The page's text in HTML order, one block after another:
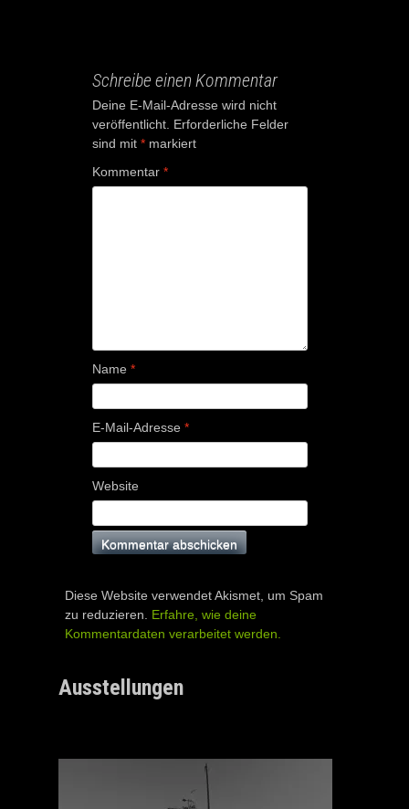
Schreibe einen Kommentar
Deine E-Mail-Adresse wird nicht
veröffentlicht. Erforderliche Felder
sind mit * markiert
Kommentar *
Name *
E-Mail-Adresse *
Website
Diese Website verwendet Akismet, um Spam
zu reduzieren. Erfahre, wie deine
Kommentardaten verarbeitet werden.
Ausstellungen